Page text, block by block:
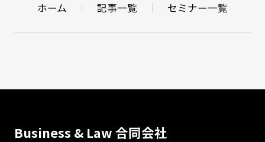
ホーム 記事一覧 セミナー一覧
Business & Law 合同会社